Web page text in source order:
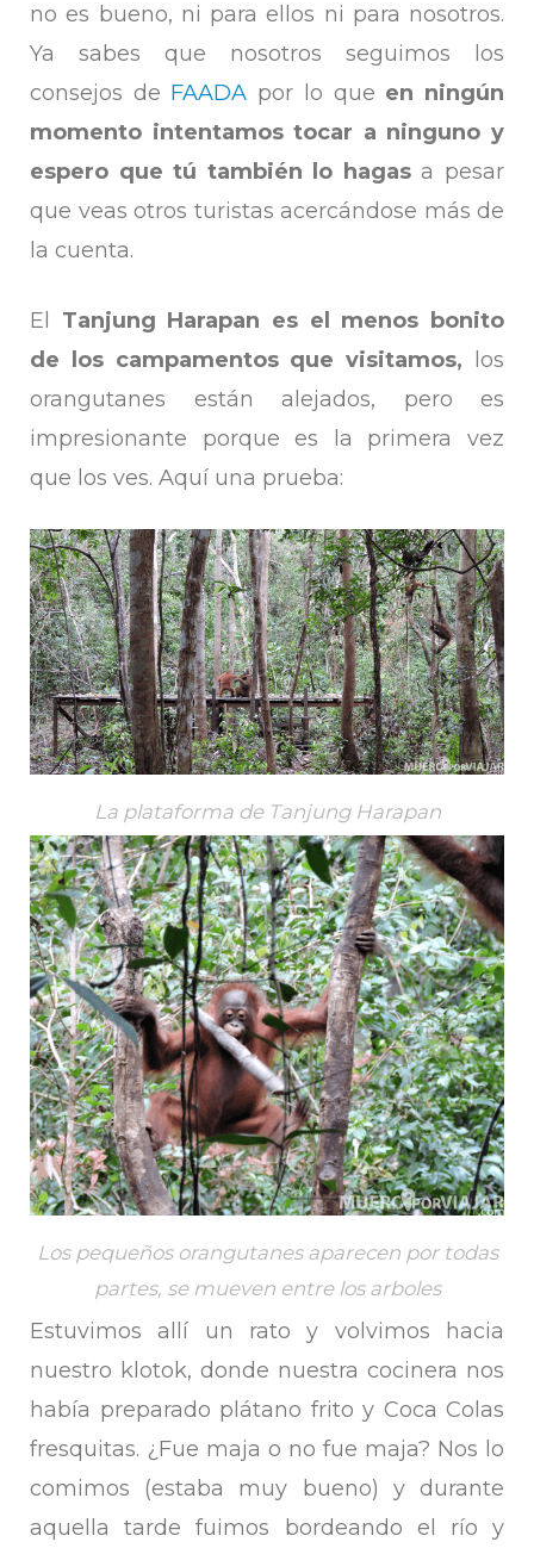
no es bueno, ni para ellos ni para nosotros.
Ya sabes que nosotros seguimos los
consejos de FAADA por lo que en ningún
momento intentamos tocar a ninguno y
espero que tú también lo hagasa pesar
que veas otros turistas acercándose más de
la cuenta.
El Tanjung Harapan es el menos bonito
de los campamentos que visitamos, los
orangutanes están alejados, pero es
impresionante porque es la primera vez
que los ves. Aquí una prueba:
La plataforma de Tanjung Harapan
Los pequeños orangutanes aparecen por todas
partes, se mueven entre los arboles
Estuvimos allí un rato y volvimos hacia
nuestro klotok, donde nuestra cocinera nos
había preparado plátano frito y Coca Colas
fresquitas. ¿Fue maja o no fue maja? Nos lo
comimos (estaba muy bueno) y durante
aquella tarde fuimos bordeando el río y